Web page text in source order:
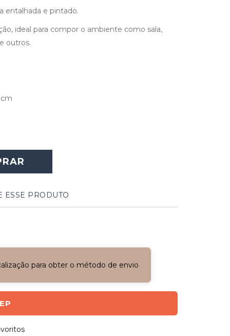
entalhada e pintado.
ideal para compor o ambiente como sala,
outros.
ESSE PRODUTO
para obter o método de envio